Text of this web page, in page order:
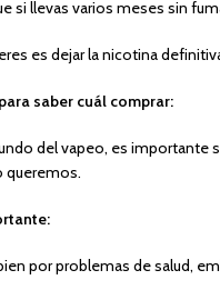
si llevas varios meses sin
es dejar la nicotina
saber cuál comprar:
del vapeo, es
queremos.
por problemas de salud,